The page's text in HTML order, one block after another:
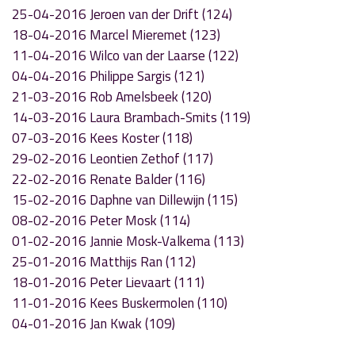
25-04-2016 Jeroen van der Drift (124)
18-04-2016 Marcel Mieremet (123)
11-04-2016 Wilco van der Laarse (122)
04-04-2016 Philippe Sargis (121)
21-03-2016 Rob Amelsbeek (120)
14-03-2016 Laura Brambach-Smits (119)
07-03-2016 Kees Koster (118)
29-02-2016 Leontien Zethof (117)
22-02-2016 Renate Balder (116)
15-02-2016 Daphne van Dillewijn (115)
08-02-2016 Peter Mosk (114)
01-02-2016 Jannie Mosk-Valkema (113)
25-01-2016 Matthijs Ran (112)
18-01-2016 Peter Lievaart (111)
11-01-2016 Kees Buskermolen (110)
04-01-2016 Jan Kwak (109)